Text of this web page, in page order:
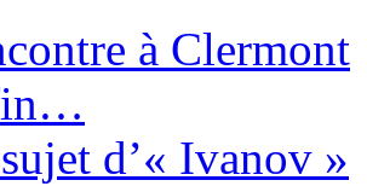
à Clermont
d’« Ivanov »